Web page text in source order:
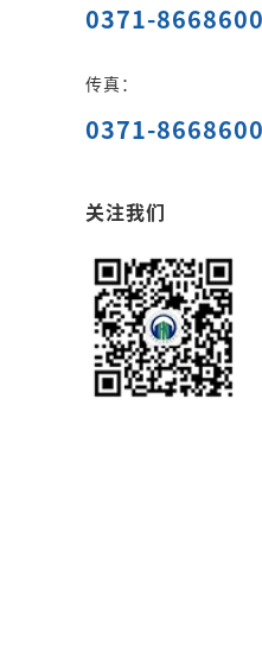
0371-
传真：
0371-
关注我们